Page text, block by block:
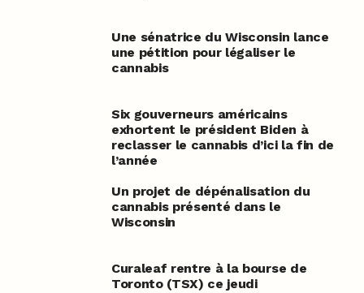
Une sénatrice du Wisconsin lance
une pétition pour légaliser le
cannabis
Six gouverneurs américains
exhortent le président Biden à
reclasser le cannabis d’ici la fin de
l’année
Un projet de dépénalisation du
cannabis présenté dans le
Wisconsin
Curaleaf rentre à la bourse de
Toronto (TSX) ce jeudi